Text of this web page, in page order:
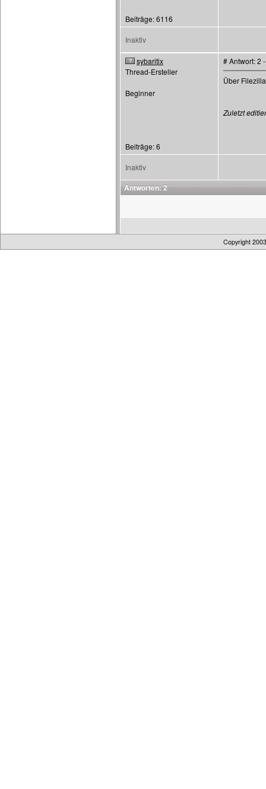
Beiträge: 6116
Inaktiv
sybaritix
Thread-Ersteller
Beginner
Beiträge: 6
# Antwort: 2
Über
Zuletzt
Inaktiv
Antworten: 2
Copyright